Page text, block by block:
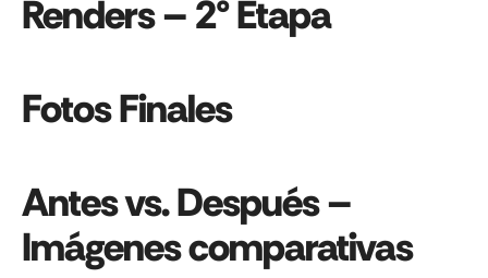
Renders – 2° Etapa
Fotos Finales
Antes vs. Después –
Imágenes comparativas